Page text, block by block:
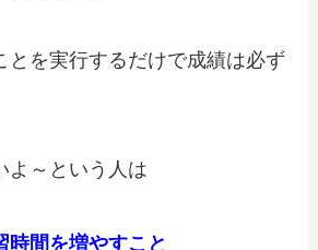
とを実行するだけで成績は必ず
～という人は
時間を増やすこと